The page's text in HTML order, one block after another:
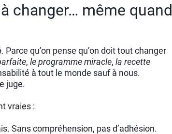
changer… même quand
. Parce qu’on pense qu’on doit tout changer
, le programme miracle, la recette
à tout le monde sauf à nous.
juge.
vraies :
Sans compréhension, pas d’adhésion.